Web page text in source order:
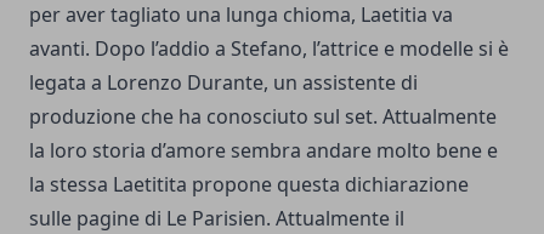
per aver tagliato una lunga chioma, Laetitia va
avanti. Dopo l’addio a Stefano, l’attrice e modelle si è
legata a Lorenzo Durante, un assistente di
produzione che ha conosciuto sul set. Attualmente
la loro storia d’amore sembra andare molto bene e
la stessa Laetitita propone questa dichiarazione
sulle pagine di Le Parisien. Attualmente il